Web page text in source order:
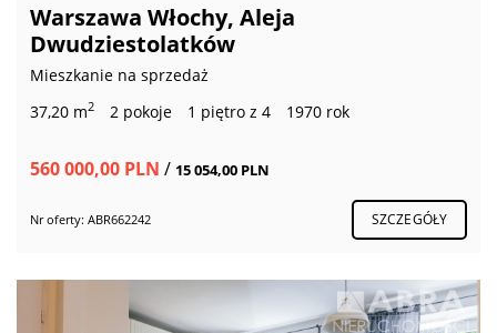
Warszawa Włochy, Aleja
Dwudziestolatków
Mieszkanie na sprzedaż
37,20 m2 2 pokoje 1 piętro z 4 1970 rok
560 000,00 PLN / 15 054,00 PLN
Nr oferty: ABR662242 SZCZEGÓŁY